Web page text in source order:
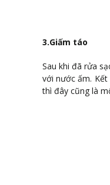
3.Giấm táo
Sau khi đã rửa
với nước ấm.
thì đây cũng là